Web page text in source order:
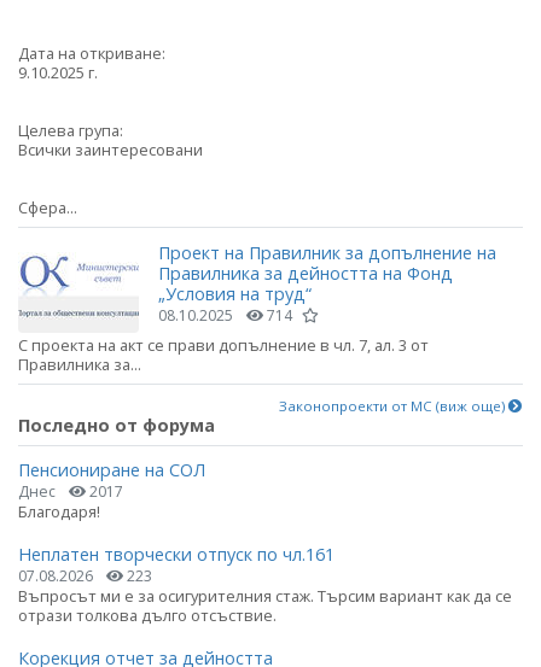
Дата на откриване:
9.10.2025 г.
Целева група:
Всички заинтересовани
Сфера...
Проект на Правилник за допълнение на
Правилника за дейността на Фонд
„Условия на труд“
08.10.2025 714
С проекта на акт се прави допълнение в чл. 7, ал. 3 от
Правилника за...
Законопроекти от МС (виж още)
Последно от форума
Пенсиониране на СОЛ
Днес 2017
Благодаря!
Неплатен творчески отпуск по чл.161
07.08.2026 223
Въпросът ми е за осигурителния стаж. Търсим вариант как да се
отрази толкова дълго отсъствие.
Корекция отчет за дейността